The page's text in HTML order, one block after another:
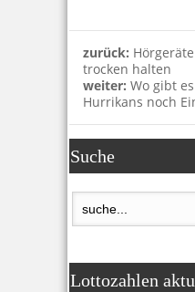
zurück:
trocken halten
weiter: Wo gibt
Hurrikans noch
Suche
Lottozahlen